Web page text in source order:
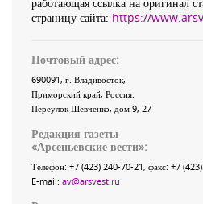
страницу сайта: https://
Почтовый адрес:
690091, г. Владивосток,
Приморский край, Россия
Переулок Шевченко, дом 9, 27
Редакция газеты
«Арсеньевские вести»:
Телефон: +7 (423) 240-70-21, факс: +7
E-mail: av@arsvest.ru